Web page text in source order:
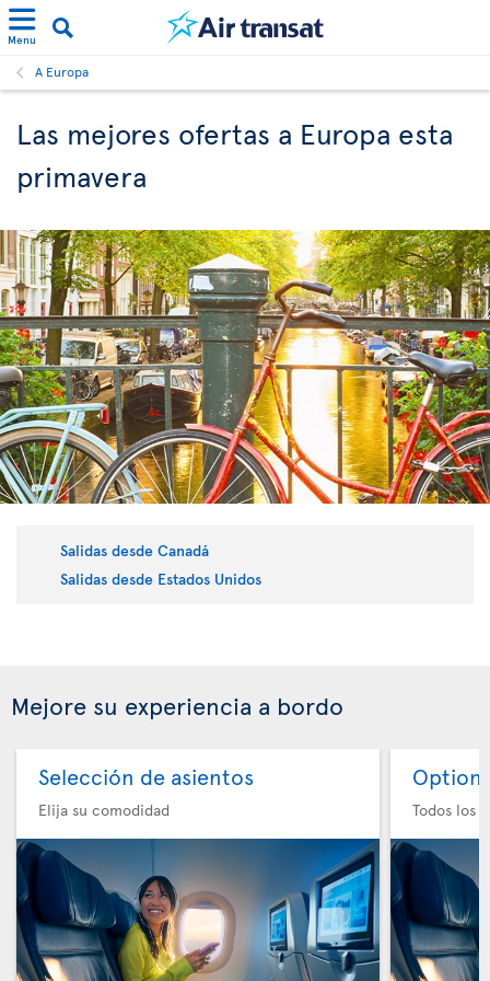
Menu
A Europa
Las mejores ofertas a Europa esta
primavera
Salidas desde Canadá
Salidas desde Estados Unidos
Mejore su experiencia a bordo
Selección de asientos
Elija su comodidad
Option
Todos los